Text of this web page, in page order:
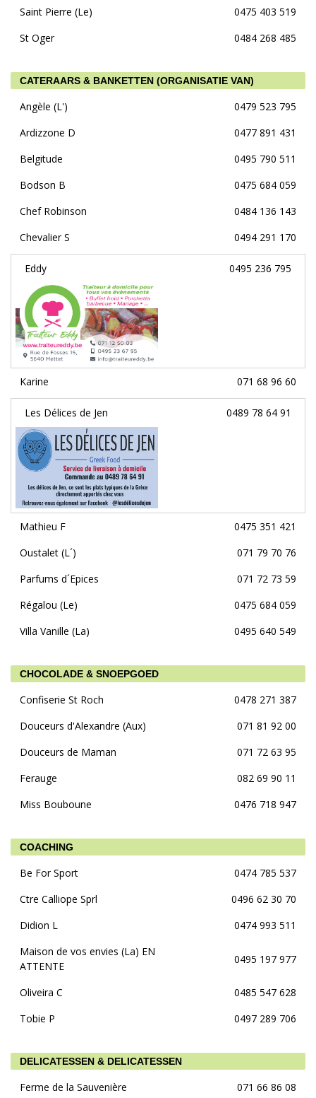
Saint Pierre (Le)
0475 403 519
St Oger
0484 268 485
CATERAARS & BANKETTEN (ORGANISATIE VAN)
Angèle (L')
0479 523 795
Ardizzone D
0477 891 431
Belgitude
0495 790 511
Bodson B
0475 684 059
Chef Robinson
0484 136 143
Chevalier S
0494 291 170
Eddy 0495 236 795
Karine 071 68 96 60
Les Délices de Jen 0489 78 64 91
Mathieu F
0475 351 421
Oustalet (L´)
071 79 70 76
Parfums d´Epices
071 72 73 59
Régalou (Le)
0475 684 059
Villa Vanille (La)
0495 640 549
CHOCOLADE & SNOEPGOED
Confiserie St Roch
0478 271 387
Douceurs d'Alexandre (Aux)
071 81 92 00
Douceurs de Maman
071 72 63 95
Ferauge
082 69 90 11
Miss Bouboune
0476 718 947
COACHING
Be For Sport
0474 785 537
Ctre Calliope Sprl
0496 62 30 70
Didion L
0474 993 511
Maison de vos envies (La) EN
ATTENTE
0495 197 977
Oliveira C
0485 547 628
Tobie P
0497 289 706
DELICATESSEN & DELICATESSEN
Ferme de la Sauvenière
071 66 86 08